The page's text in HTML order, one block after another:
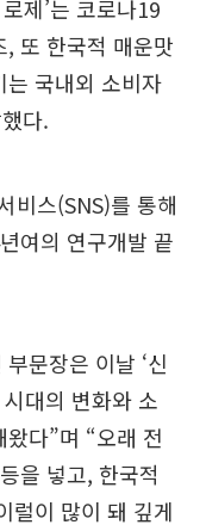
제’는 코로나19
또 한국적 매운맛
국내외 소비자
다.
비스(SNS)를 통해
여의 연구개발 끝
문장은 이날 ‘신
대의 변화와 소
다”며 “오래 전
을 넣고, 한국적
럴이 많이 돼 깊게